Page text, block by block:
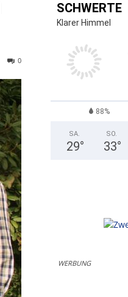
0
SCHWERTE
Klarer Himmel
88%
SA.
29°
SO.
33°
WERBUNG